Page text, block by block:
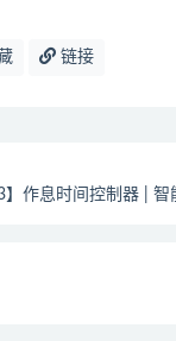
链接
】作息时间控制器 | 智